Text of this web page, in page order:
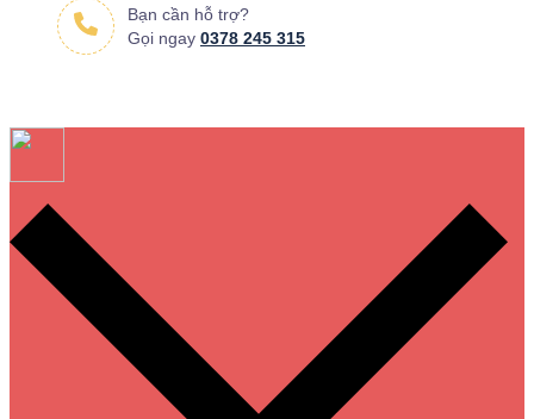
Bạn cần hỗ trợ?
Gọi ngay 0378 245 315